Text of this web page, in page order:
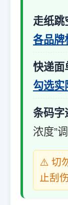
走纸跳
各品
快递面
勾选
条码字
浓度”
⚠️ 切
止刮